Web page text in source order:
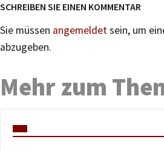
SCHREIBEN SIE EINEN KOMMENTAR
Sie müssen angemeldetsein, um
abzugeben.
Mehr zum